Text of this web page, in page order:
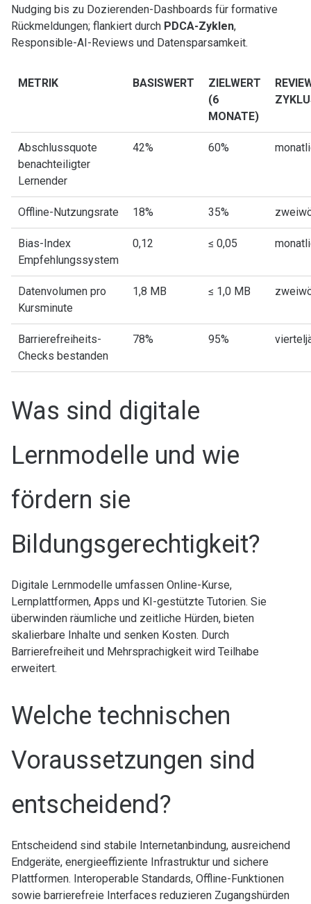
Nudging bis zu Dozierenden-Dashboards für formative
Rückmeldungen; flankiert durch PDCA-Zyklen,
Responsible-AI-Reviews und Datensparsamkeit.
METRIK BASISWERT
ZIELWERT
(6
MONATE)
Abschlussquote
benachteiligter
Lernender
42% 60%
Offline-Nutzungsrate 18% 35%
Bias-Index
Empfehlungssystem
0,12 ≤ 0,05
Datenvolumen pro
Kursminute
1,8 MB ≤ 1,0 MB
Barrierefreiheits-
Checks bestanden
78% 95%
Was sind digitale
Lernmodelle und wie
fördern sie
Bildungsgerechtigkeit?
Digitale Lernmodelle umfassen Online-Kurse,
Lernplattformen, Apps und KI-gestützte Tutorien. Sie
überwinden räumliche und zeitliche Hürden, bieten
skalierbare Inhalte und senken Kosten. Durch
Barrierefreiheit und Mehrsprachigkeit wird Teilhabe
erweitert.
Welche technischen
Voraussetzungen sind
entscheidend?
Entscheidend sind stabile Internetanbindung, ausreichend
Endgeräte, energieeffiziente Infrastruktur und sichere
Plattformen. Interoperable Standards, Offline-Funktionen
sowie barrierefreie Interfaces reduzieren Zugangshürden